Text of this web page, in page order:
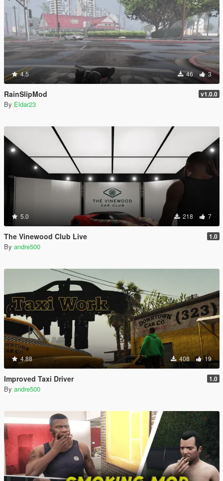
4.5 46 3
RainSlipMod v1.0.0
By Eldar23
5.0 218 7
The Vinewood Club Live 1.0
By andre500
4.88 408 19
Improved Taxi Driver 1.0
By andre500